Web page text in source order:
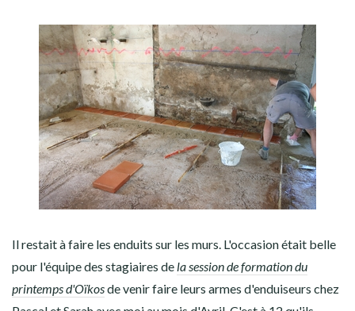
Il restait à faire les enduits sur les murs. L'occasion était belle
pour l'équipe des stagiaires de la session de formation du
printemps d'Oïkosde venir faire leurs armes d'enduiseurs chez